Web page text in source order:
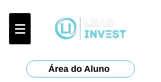
Área do Aluno